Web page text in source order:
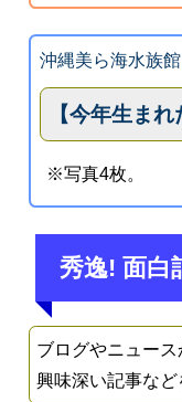
沖縄美ら海水族館
【今年生ま
※写真4枚。
秀逸! 面白
ブログやニュー
興味深い記事など